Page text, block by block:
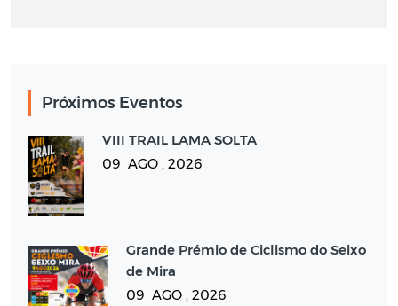
Próximos Eventos
VIII TRAIL LAMA SOLTA
09 AGO , 2026
Grande Prémio de Ciclismo do Seixo
de Mira
09 AGO , 2026